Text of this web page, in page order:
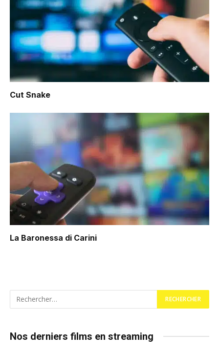
Cut Snake
La Baronessa di Carini
Nos derniers films en streaming